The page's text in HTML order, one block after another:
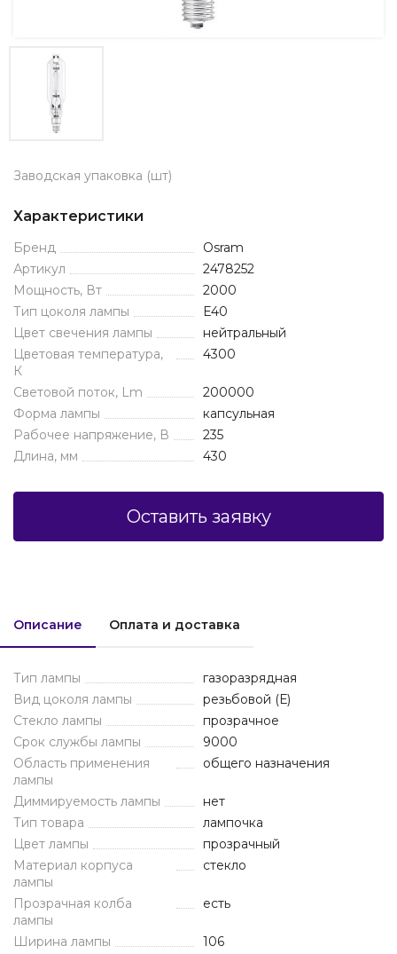
Заводская упаковка (шт)
Характеристики
Бренд
Osram
Артикул
2478252
Мощность, Вт
2000
Тип цоколя лампы
E40
Цвет свечения лампы
нейтральный
Цветовая температура,
К
4300
Световой поток, Lm
200000
Форма лампы
капсульная
Рабочее напряжение, В
235
Длина, мм
430
Оставить заявку
Описание Оплата и доставка
Тип лампы
газоразрядная
Вид цоколя лампы
резьбовой (Е)
Стекло лампы
прозрачное
Срок службы лампы
9000
Область применения
лампы
общего назначения
Диммируемость лампы
нет
Тип товара
лампочка
Цвет лампы
прозрачный
Материал корпуса
лампы
стекло
Прозрачная колба
лампы
есть
Ширина лампы
106